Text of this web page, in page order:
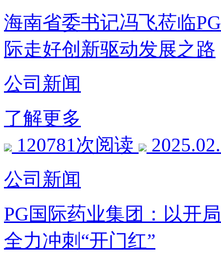
海南省委书记冯飞莅临
际走好创新驱动发展之路
公司新闻
了解更多
120781次阅读
公司新闻
PG国际药业集团：以开
全力冲刺“开门红”